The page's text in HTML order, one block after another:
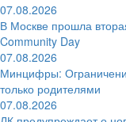
07.08.2026
В Москве прошла
Community Day
07.08.2026
Минцифры:
только родителями
07.08.2026